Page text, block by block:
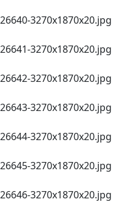
26640-3270х1870х20.jpg
26641-3270х1870х20.jpg
26642-3270х1870х20.jpg
26643-3270х1870х20.jpg
26644-3270х1870х20.jpg
26645-3270х1870х20.jpg
26646-3270х1870х20.jpg